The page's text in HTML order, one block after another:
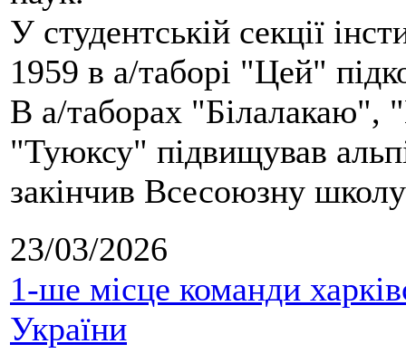
У студентській секції
1959 в а/таборі "Цей"
В а/таборах "Білалакаю",
"Туюксу" підвищував
закінчив Всесоюзну
23/03/2026
1-ше місце команди
України